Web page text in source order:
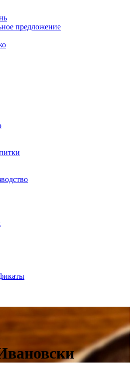
предложение